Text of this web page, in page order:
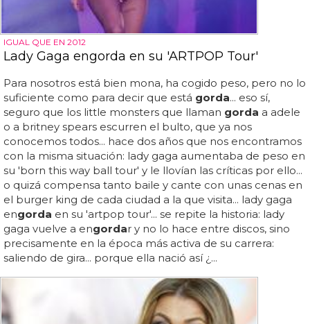
IGUAL QUE EN 2012
Lady Gaga engorda en su 'ARTPOP Tour'
Para nosotros está bien mona, ha cogido peso, pero no lo
suficiente como para decir que está gorda... eso sí,
seguro que los little monsters que llaman gorda a adele
o a britney spears escurren el bulto, que ya nos
conocemos todos... hace dos años que nos encontramos
con la misma situación: lady gaga aumentaba de peso en
su 'born this way ball tour' y le llovían las críticas por ello...
o quizá compensa tanto baile y cante con unas cenas en
el burger king de cada ciudad a la que visita... lady gaga
engorda en su 'artpop tour'... se repite la historia: lady
gaga vuelve a engordar y no lo hace entre discos, sino
precisamente en la época más activa de su carrera:
saliendo de gira... porque ella nació así ¿...